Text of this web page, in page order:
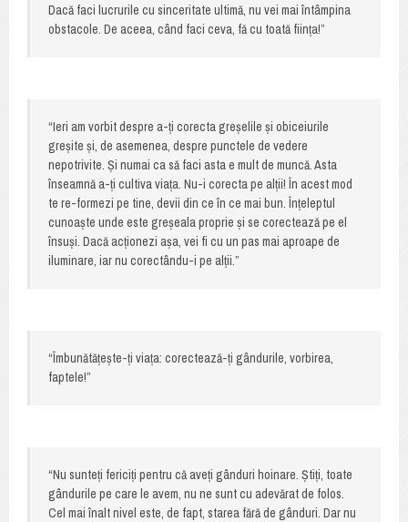
Dacă faci lucrurile cu sinceritate ultimă, nu vei mai întâmpina
obstacole. De aceea, când faci ceva, fă cu toată ființa!”
“Ieri am vorbit despre a-ți corecta greșelile și obiceiurile
greșite și, de asemenea, despre punctele de vedere
nepotrivite. Și numai ca să faci asta e mult de muncă. Asta
înseamnă a-ți cultiva viața. Nu-i corecta pe alții! În acest mod
te re-formezi pe tine, devii din ce în ce mai bun. Înțeleptul
cunoaște unde este greșeala proprie și se corectează pe el
însuși. Dacă acționezi așa, vei fi cu un pas mai aproape de
iluminare, iar nu corectându-i pe alții.”
“Îmbunătățește-ți viața: corectează-ți gândurile, vorbirea,
faptele!”
“Nu sunteți fericiți pentru că aveți gânduri hoinare. Știți, toate
gândurile pe care le avem, nu ne sunt cu adevărat de folos.
Cel mai înalt nivel este, de fapt, starea fără de gânduri. Dar nu